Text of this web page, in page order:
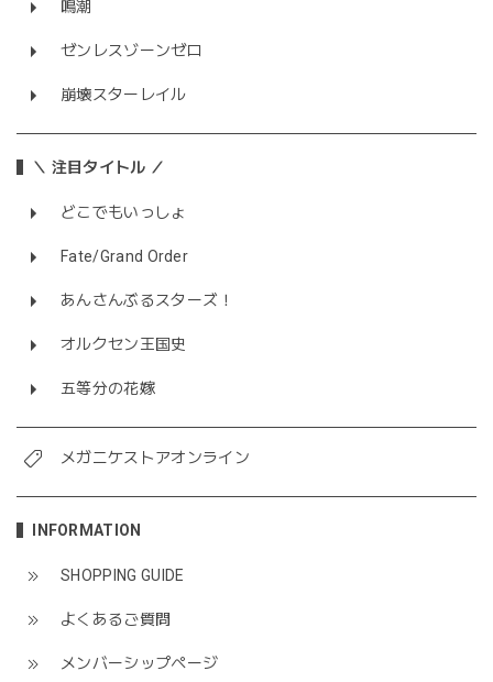
鳴潮
ゼンレスゾーンゼロ
崩壊スターレイル
＼ 注目タイトル ／
どこでもいっしょ
Fate/Grand Order
あんさんぶるスターズ！
オルクセン王国史
五等分の花嫁
メガニケストアオンライン
INFORMATION
SHOPPING GUIDE
よくあるご質問
メンバーシップページ